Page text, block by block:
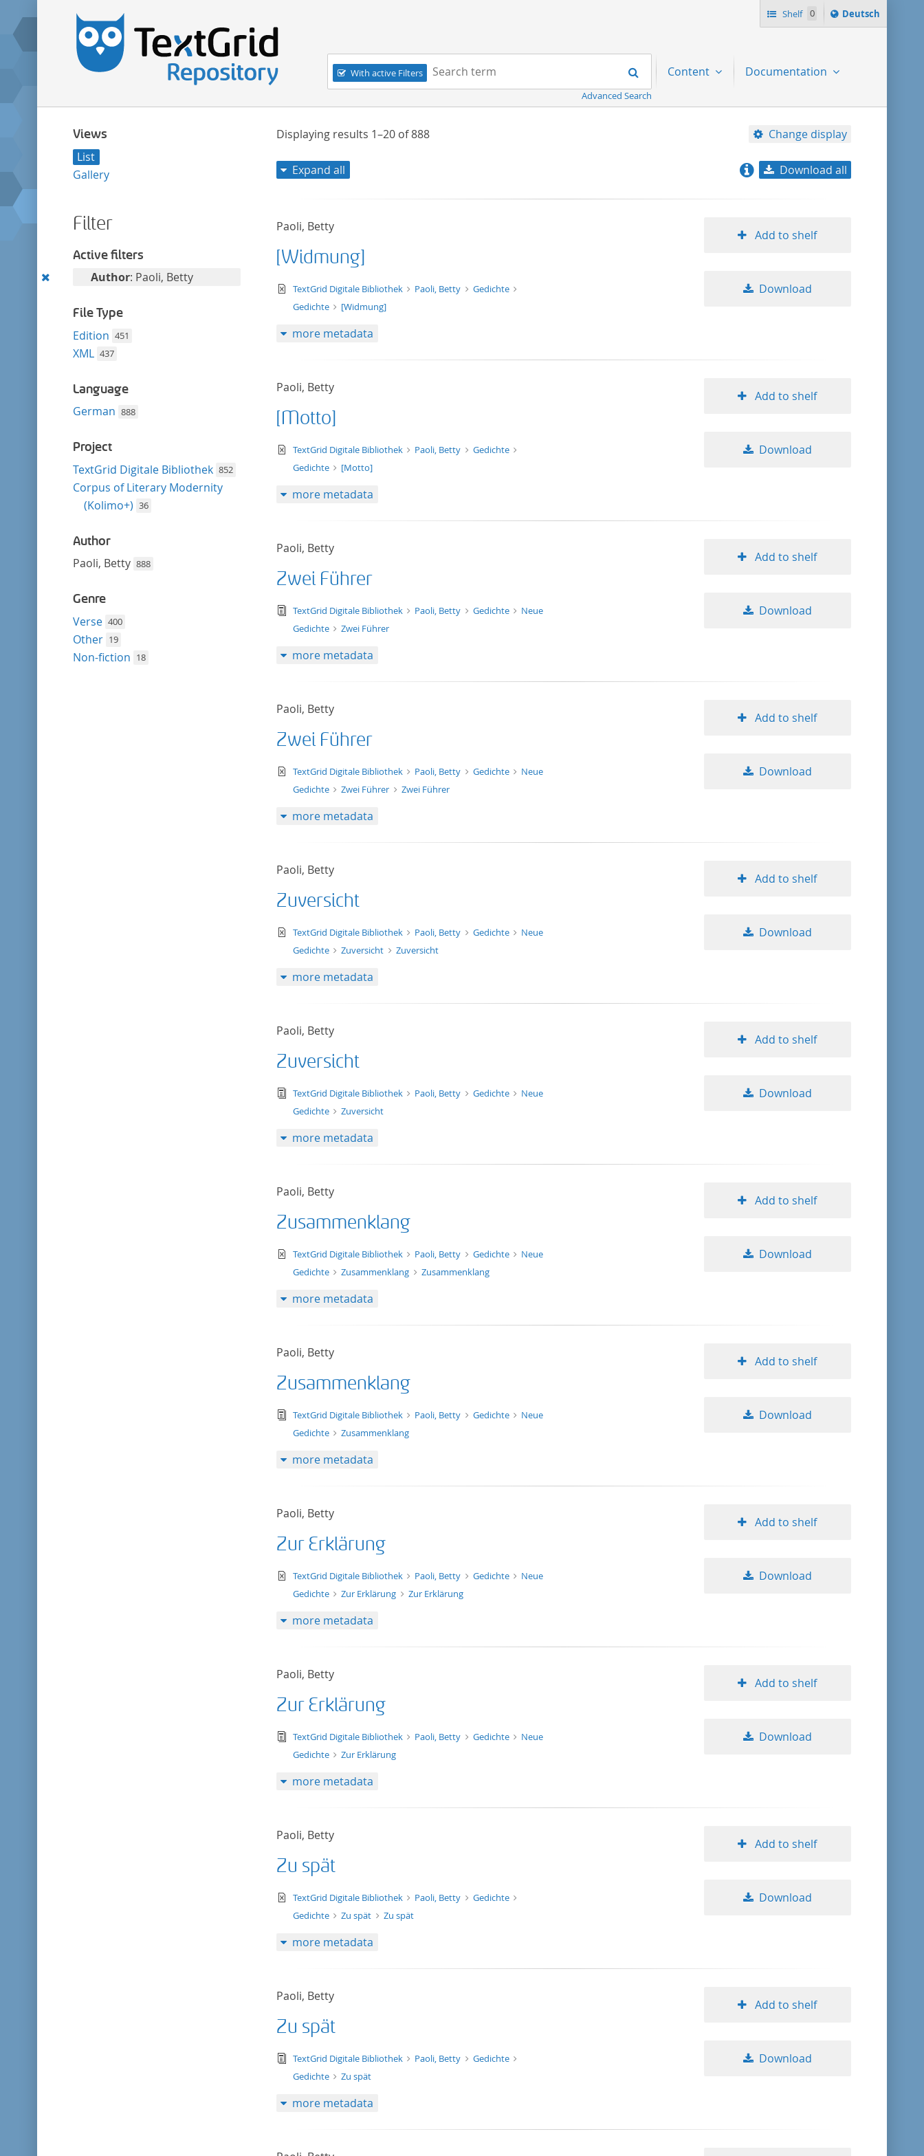
Shelf 0
Sprache
ï¿½ndern
Deutsch
Navigation
With active Filters
Search term:
Search
Advanced Search
Content Documentation
Views
List
Gallery
Filter
Active filters
Remove
filter
Author: Paoli, Betty
File Type
Edition 451
XML 437
Language
German 888
Project
TextGrid Digitale Bibliothek 852
Corpus of Literary Modernity
(Kolimo+) 36
Author
Paoli, Betty 888
Genre
Verse 400
Other 19
Non-fiction 18
Displaying results 1–20of888 Change display
title ascending
Expand all Download all
Paoli, Betty
[Widmung]
text/xml
TextGrid Digitale Bibliothek Paoli, Betty
Gedichte
Gedichte
[Widmung]
Add to shelf
Download
more metadata
Paoli, Betty
[Motto]
text/xml
TextGrid Digitale Bibliothek Paoli, Betty
Gedichte
Gedichte
[Motto]
Add to shelf
Download
more metadata
Paoli, Betty
Zwei Führer
text/tg.edition+tg.aggregation+xml
TextGrid Digitale Bibliothek Paoli, Betty Gedichte
Neue
Gedichte
Zwei Führer
Add to shelf
Download
more metadata
Paoli, Betty
Zwei Führer
text/xml
TextGrid Digitale Bibliothek Paoli, Betty Gedichte
Neue
Gedichte
Zwei Führer Zwei Führer
Add to shelf
Download
more metadata
Paoli, Betty
Zuversicht
text/xml
TextGrid Digitale Bibliothek Paoli, Betty Gedichte
Neue
Gedichte
Zuversicht Zuversicht
Add to shelf
Download
more metadata
Paoli, Betty
Zuversicht
text/tg.edition+tg.aggregation+xml
TextGrid Digitale Bibliothek Paoli, Betty Gedichte
Neue
Gedichte
Zuversicht
Add to shelf
Download
more metadata
Paoli, Betty
Zusammenklang
text/xml
TextGrid Digitale Bibliothek Paoli, Betty Gedichte
Neue
Gedichte
Zusammenklang Zusammenklang
Add to shelf
Download
more metadata
Paoli, Betty
Zusammenklang
text/tg.edition+tg.aggregation+xml
TextGrid Digitale Bibliothek Paoli, Betty Gedichte
Neue
Gedichte
Zusammenklang
Add to shelf
Download
more metadata
Paoli, Betty
Zur Erklärung
text/xml
TextGrid Digitale Bibliothek Paoli, Betty Gedichte
Neue
Gedichte
Zur Erklärung Zur Erklärung
Add to shelf
Download
more metadata
Paoli, Betty
Zur Erklärung
text/tg.edition+tg.aggregation+xml
TextGrid Digitale Bibliothek Paoli, Betty Gedichte
Neue
Gedichte
Zur Erklärung
Add to shelf
Download
more metadata
Paoli, Betty
Zu spät
text/xml
TextGrid Digitale Bibliothek Paoli, Betty
Gedichte
Gedichte
Zu spät Zu spät
Add to shelf
Download
more metadata
Paoli, Betty
Zu spät
text/tg.edition+tg.aggregation+xml
TextGrid Digitale Bibliothek Paoli, Betty
Gedichte
Gedichte
Zu spät
Add to shelf
Download
more metadata